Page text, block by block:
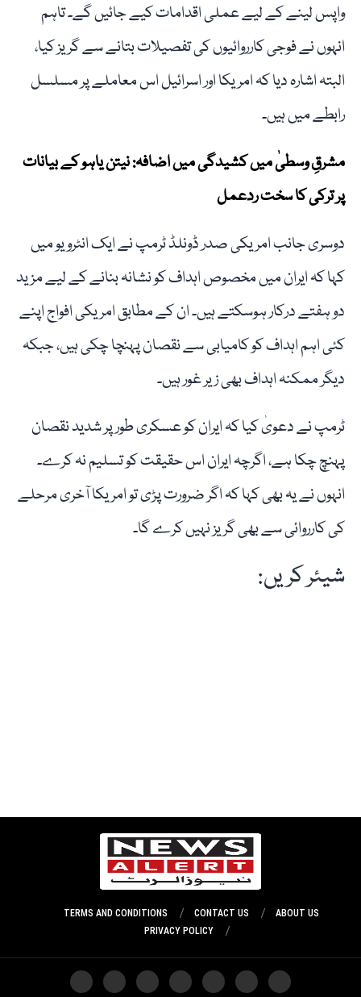
واپس لینے کے لیے عملی اقدامات کیے جائیں گے۔ تاہم
انہوں نے فوجی کارروائیوں کی تفصیلات بتانے سے گریز کیا،
البتہ اشارہ دیا کہ امریکا اور اسرائیل اس معاملے پر مسلسل
رابطے میں ہیں۔
مشرقِ وسطیٰ میں کشیدگی میں اضافہ: نیتن یاہو کے بیانات
پر ترکی کا سخت ردعمل
دوسری جانب امریکی صدر ڈونلڈ ٹرمپ نے ایک انٹرویو میں
کہا کہ ایران میں مخصوص اہداف کو نشانہ بنانے کے لیے مزید
دو ہفتے درکار ہوسکتے ہیں۔ ان کے مطابق امریکی افواج اپنے
کئی اہم اہداف کو کامیابی سے نقصان پہنچا چکی ہیں، جبکہ
دیگر ممکنہ اہداف بھی زیر غور ہیں۔
ٹرمپ نے دعویٰ کیا کہ ایران کو عسکری طور پر شدید نقصان
پہنچ چکا ہے، اگرچہ ایران اس حقیقت کو تسلیم نہ کرے۔
انہوں نے یہ بھی کہا کہ اگر ضرورت پڑی تو امریکا آخری مرحلے
کی کارروائی سے بھی گریز نہیں کرے گا۔
شیئر کریں:
ABOUT US
CONTACT US
TERMS AND CONDITIONS
PRIVACY POLICY